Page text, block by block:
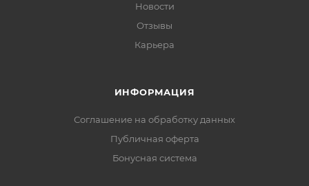
Новости
Отзывы
Карьера
ИНФОРМАЦИЯ
Соглашение на обработку данных
Публичная оферта
Бонусная система